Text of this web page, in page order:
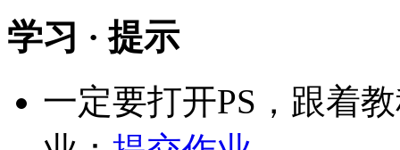
学习 · 提示
一定要打开PS，跟着